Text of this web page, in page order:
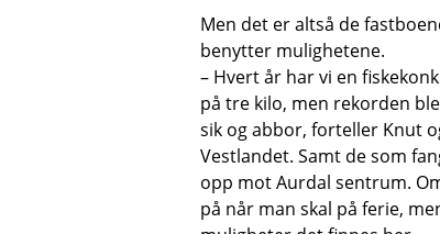
Men det er altså de
benytter mulighetene.
– Hvert år har vi en
på tre kilo, men rekorden
sik og abbor, forteller Knut
Vestlandet. Samt de som
opp mot Aurdal sentrum.
på når man skal på ferie,